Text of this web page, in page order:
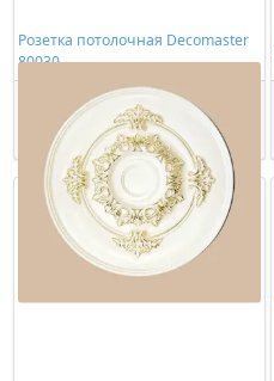
Розетка потолочная Decomaster
80030
3098,00 ₽/шт
Купить